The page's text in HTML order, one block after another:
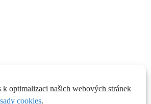
k optimalizaci našich webových stránek
cookies.